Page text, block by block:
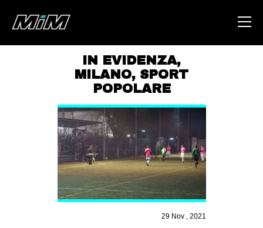
HOME
DEGENERAZIONE
GAZA FREESTYLE
CSOA LAMBRETTA
IN EVIDENZA,
MILANO, SPORT
POPOLARE
29 Nov , 2021